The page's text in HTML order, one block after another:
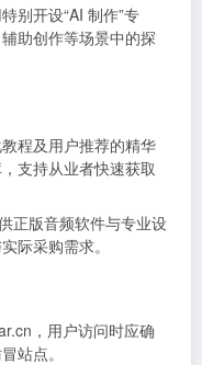
别开设“AI 制作”专
助创作等场景中的探
程及用户推荐的精华
支持从业者快速获取
正版音频软件与专业设
际采购需求。
，用户访问时应确
站点。